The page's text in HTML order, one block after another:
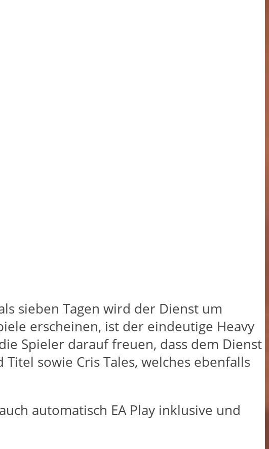
sieben Tagen wird der Dienst um
erscheinen, ist der eindeutige Heavy
Spieler darauf freuen, dass dem Dienst
sowie Cris Tales, welches ebenfalls
automatisch EA Play inklusive und